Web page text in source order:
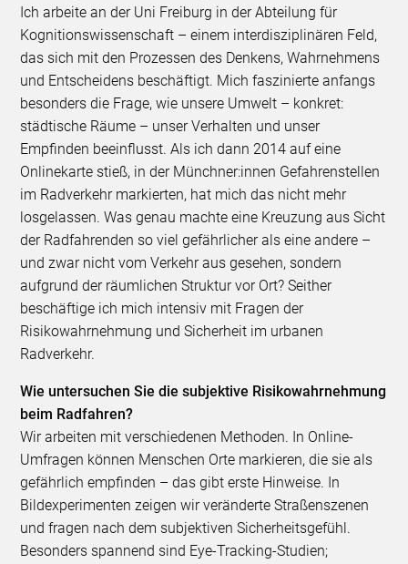
Ich arbeite an der Uni Freiburg in der Abteilung für
Kognitionswissenschaft – einem interdisziplinären Feld,
das sich mit den Prozessen des Denkens, Wahrnehmens
und Entscheidens beschäftigt. Mich faszinierte anfangs
besonders die Frage, wie unsere Umwelt – konkret:
städtische Räume – unser Verhalten und unser
Empfinden beeinflusst. Als ich dann 2014 auf eine
Onlinekarte stieß, in der Münchner:innen Gefahrenstellen
im Radverkehr markierten, hat mich das nicht mehr
losgelassen. Was genau machte eine Kreuzung aus Sicht
der Radfahrenden so viel gefährlicher als eine andere –
und zwar nicht vom Verkehr aus gesehen, sondern
aufgrund der räumlichen Struktur vor Ort? Seither
beschäftige ich mich intensiv mit Fragen der
Risikowahrnehmung und Sicherheit im urbanen
Radverkehr.
Wie untersuchen Sie die subjektive Risikowahrnehmung
beim Radfahren?
Wir arbeiten mit verschiedenen Methoden. In Online-
Umfragen können Menschen Orte markieren, die sie als
gefährlich empfinden – das gibt erste Hinweise. In
Bildexperimenten zeigen wir veränderte Straßenszenen
und fragen nach dem subjektiven Sicherheitsgefühl.
Besonders spannend sind Eye-Tracking-Studien;